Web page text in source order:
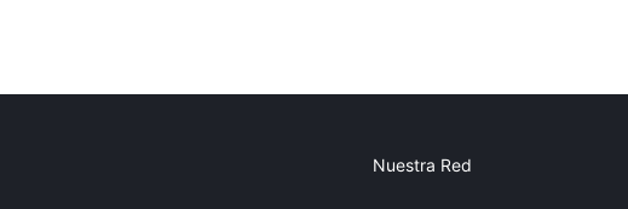
Nuestra Red